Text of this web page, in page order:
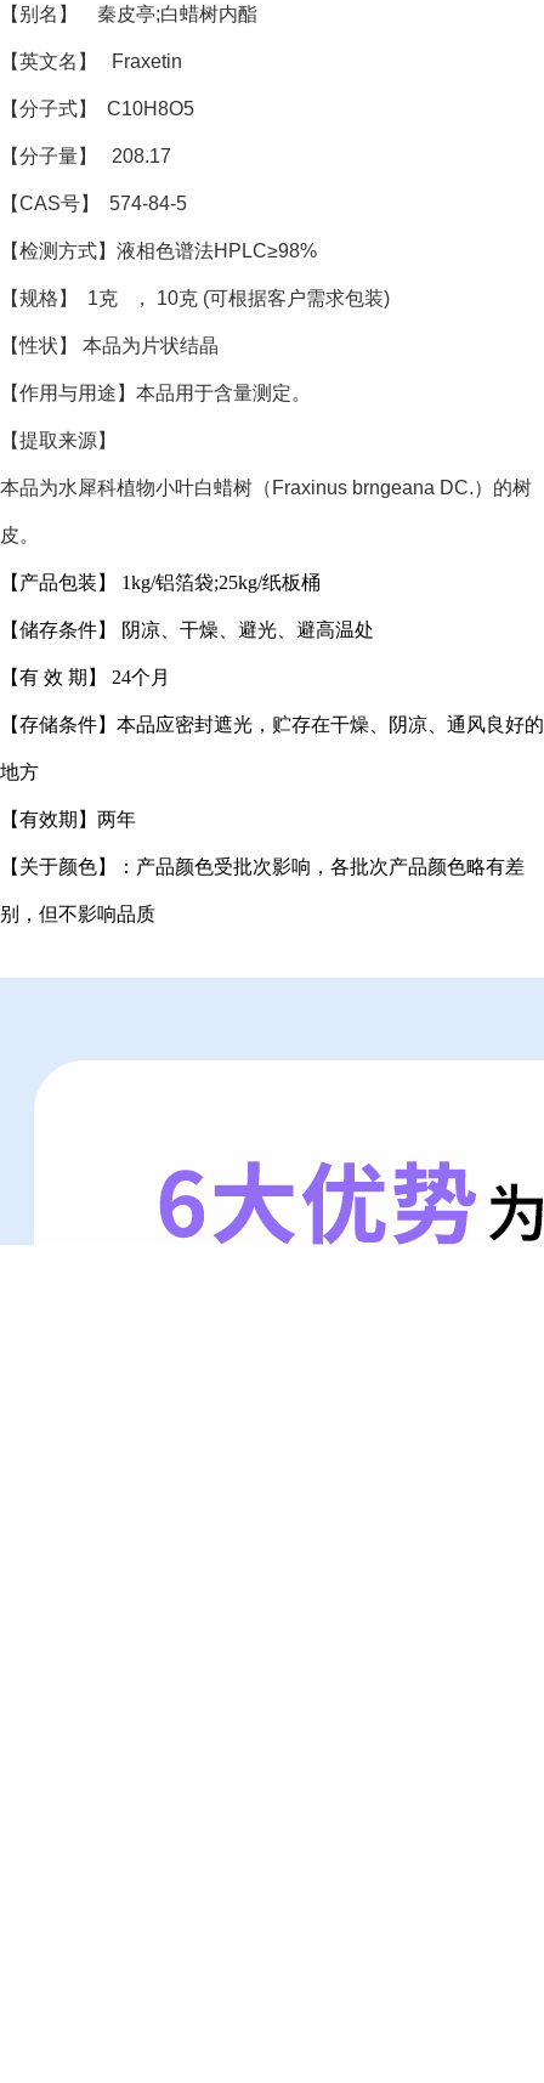
【别名】 秦皮亭;白蜡树内酯
【英文名】 Fraxetin
【分子式】 C10H8O5
【分子量】 208.17
【CAS号】 574-84-5
【检测方式】液相色谱法HPLC≥98%
【规格】 1克 ， 10克 (可根据客户需求包装)
【性状】 本品为片状结晶
【作用与用途】本品用于含量测定。
【提取来源】
本品为水犀科植物小叶白蜡树（Fraxinus brngeana DC.）的树
皮。
【产品包装】 1kg/铝箔袋;25kg/纸板桶
【储存条件】 阴凉、干燥、避光、避高温处
【有 效 期】 24个月
【存储条件】本品应密封遮光，贮存在干燥、阴凉、通风良好的
地方
【有效期】两年
【关于颜色】：产品颜色受批次影响，各批次产品颜色略有差
别，但不影响品质